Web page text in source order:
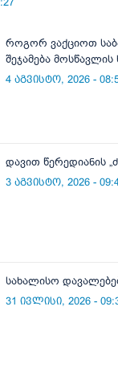
როგორ ვაქციოთ
შეჯამება მოსწავლის
4 აგვისტო, 2026 -
დავით წერედიანის
3 აგვისტო, 2026 -
სახალისო
31 ივლისი, 2026 -